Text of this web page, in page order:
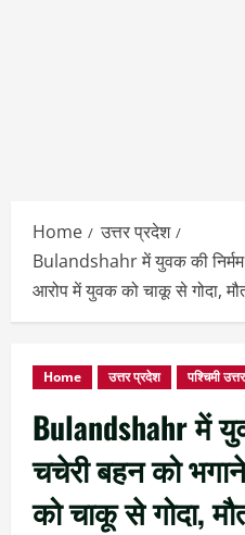
Home
उत्तर प्रदेश
Bulandshahr में युवक की
आरोप में युवक को चाकू से गोदा,
Home उत्तर प्रदेश पश्चिमी
Bulandshahr में
चचेरी बहन को
को चाकू से गोदा,